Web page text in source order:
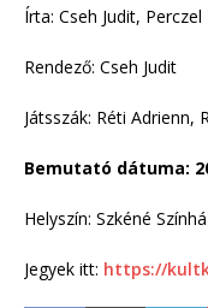
Írta: Cseh Judit,
Rendező: Cseh Judit
Játsszák: Réti Adrienn,
Bemutató dátuma:
Helyszín: Szkéné
Jegyek itt: https://